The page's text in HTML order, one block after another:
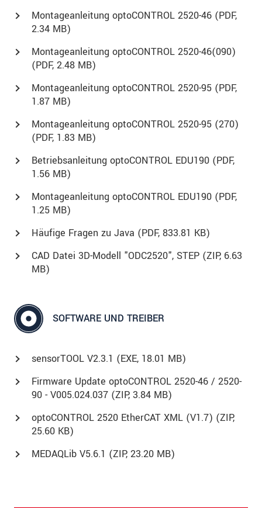
Montageanleitung optoCONTROL 2520-46 (PDF,
2.34 MB)
Montageanleitung optoCONTROL 2520-46(090)
(PDF, 2.48 MB)
Montageanleitung optoCONTROL 2520-95 (PDF,
1.87 MB)
Montageanleitung optoCONTROL 2520-95 (270)
(PDF, 1.83 MB)
Betriebsanleitung optoCONTROL EDU190 (PDF,
1.56 MB)
Montageanleitung optoCONTROL EDU190 (PDF,
1.25 MB)
Häufige Fragen zu Java (PDF, 833.81 KB)
CAD Datei 3D-Modell "ODC2520", STEP (ZIP, 6.63
MB)
SOFTWARE UND TREIBER
sensorTOOL V2.3.1 (EXE, 18.01 MB)
Firmware Update optoCONTROL 2520-46 / 2520-
90 - V005.024.037 (ZIP, 3.84 MB)
optoCONTROL 2520 EtherCAT XML (V1.7) (ZIP,
25.60 KB)
MEDAQLib V5.6.1 (ZIP, 23.20 MB)